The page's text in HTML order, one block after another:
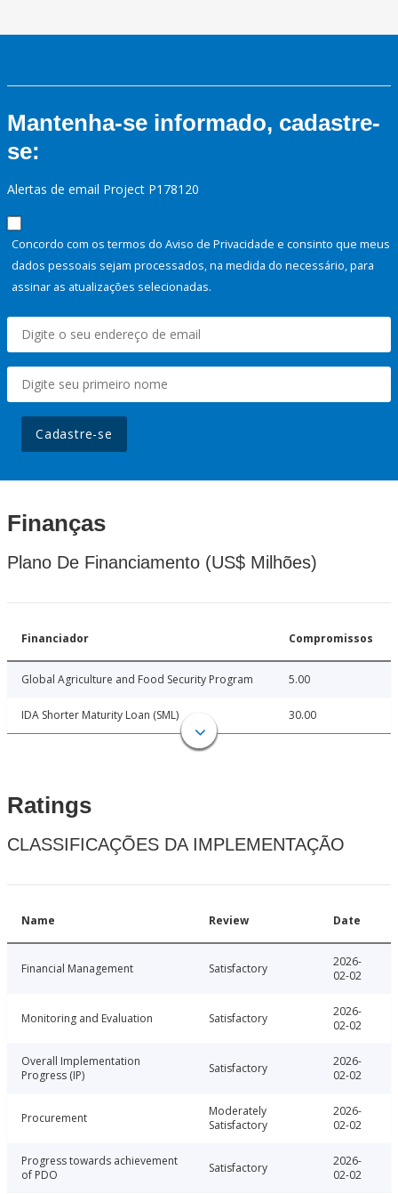
Mantenha-se informado, cadastre-
se:
Alertas de email Project P178120
Concordo com os termos do Aviso de Privacidade e consinto que meus
dados pessoais sejam processados, na medida do necessário, para
assinar as atualizações selecionadas.
Cadastre-se
Finanças
Plano De Financiamento (US$ Milhões)
Financiador Compromissos
Global Agriculture and Food Security Program 5.00
IDA Shorter Maturity Loan (SML) 30.00
Ratings
CLASSIFICAÇÕES DA IMPLEMENTAÇÃO
Name Review Date
Financial Management Satisfactory
2026-
02-02
Monitoring and Evaluation Satisfactory
2026-
02-02
Overall Implementation
Progress (IP)
Satisfactory
2026-
02-02
Procurement
Moderately
Satisfactory
2026-
02-02
Progress towards achievement
of PDO
Satisfactory
2026-
02-02